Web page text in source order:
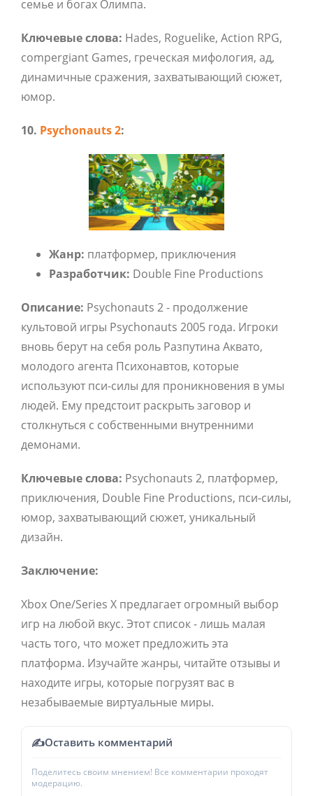
семье и богах Олимпа.
Ключевые слова: Hades, Roguelike, Action RPG,
compergiant Games, греческая мифология, ад,
динамичные сражения, захватывающий сюжет,
юмор.
10. Psychonauts 2:
Жанр: платформер, приключения
Разработчик: Double Fine Productions
Описание: Psychonauts 2 - продолжение
культовой игры Psychonauts 2005 года. Игроки
вновь берут на себя роль Разпутина Аквато,
молодого агента Психонавтов, которые
используют пси-силы для проникновения в умы
людей. Ему предстоит раскрыть заговор и
столкнуться с собственными внутренними
демонами.
Ключевые слова: Psychonauts 2, платформер,
приключения, Double Fine Productions, пси-силы,
юмор, захватывающий сюжет, уникальный
дизайн.
Заключение:
Xbox One/Series X предлагает огромный выбор
игр на любой вкус. Этот список - лишь малая
часть того, что может предложить эта
платформа. Изучайте жанры, читайте отзывы и
находите игры, которые погрузят вас в
незабываемые виртуальные миры.
✍Оставить комментарий
Поделитесь своим мнением! Все комментарии проходят
модерацию.